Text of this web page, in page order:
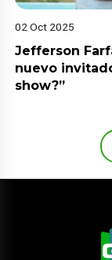
02 Oct 2025
Jefferson
nuevo
show?”